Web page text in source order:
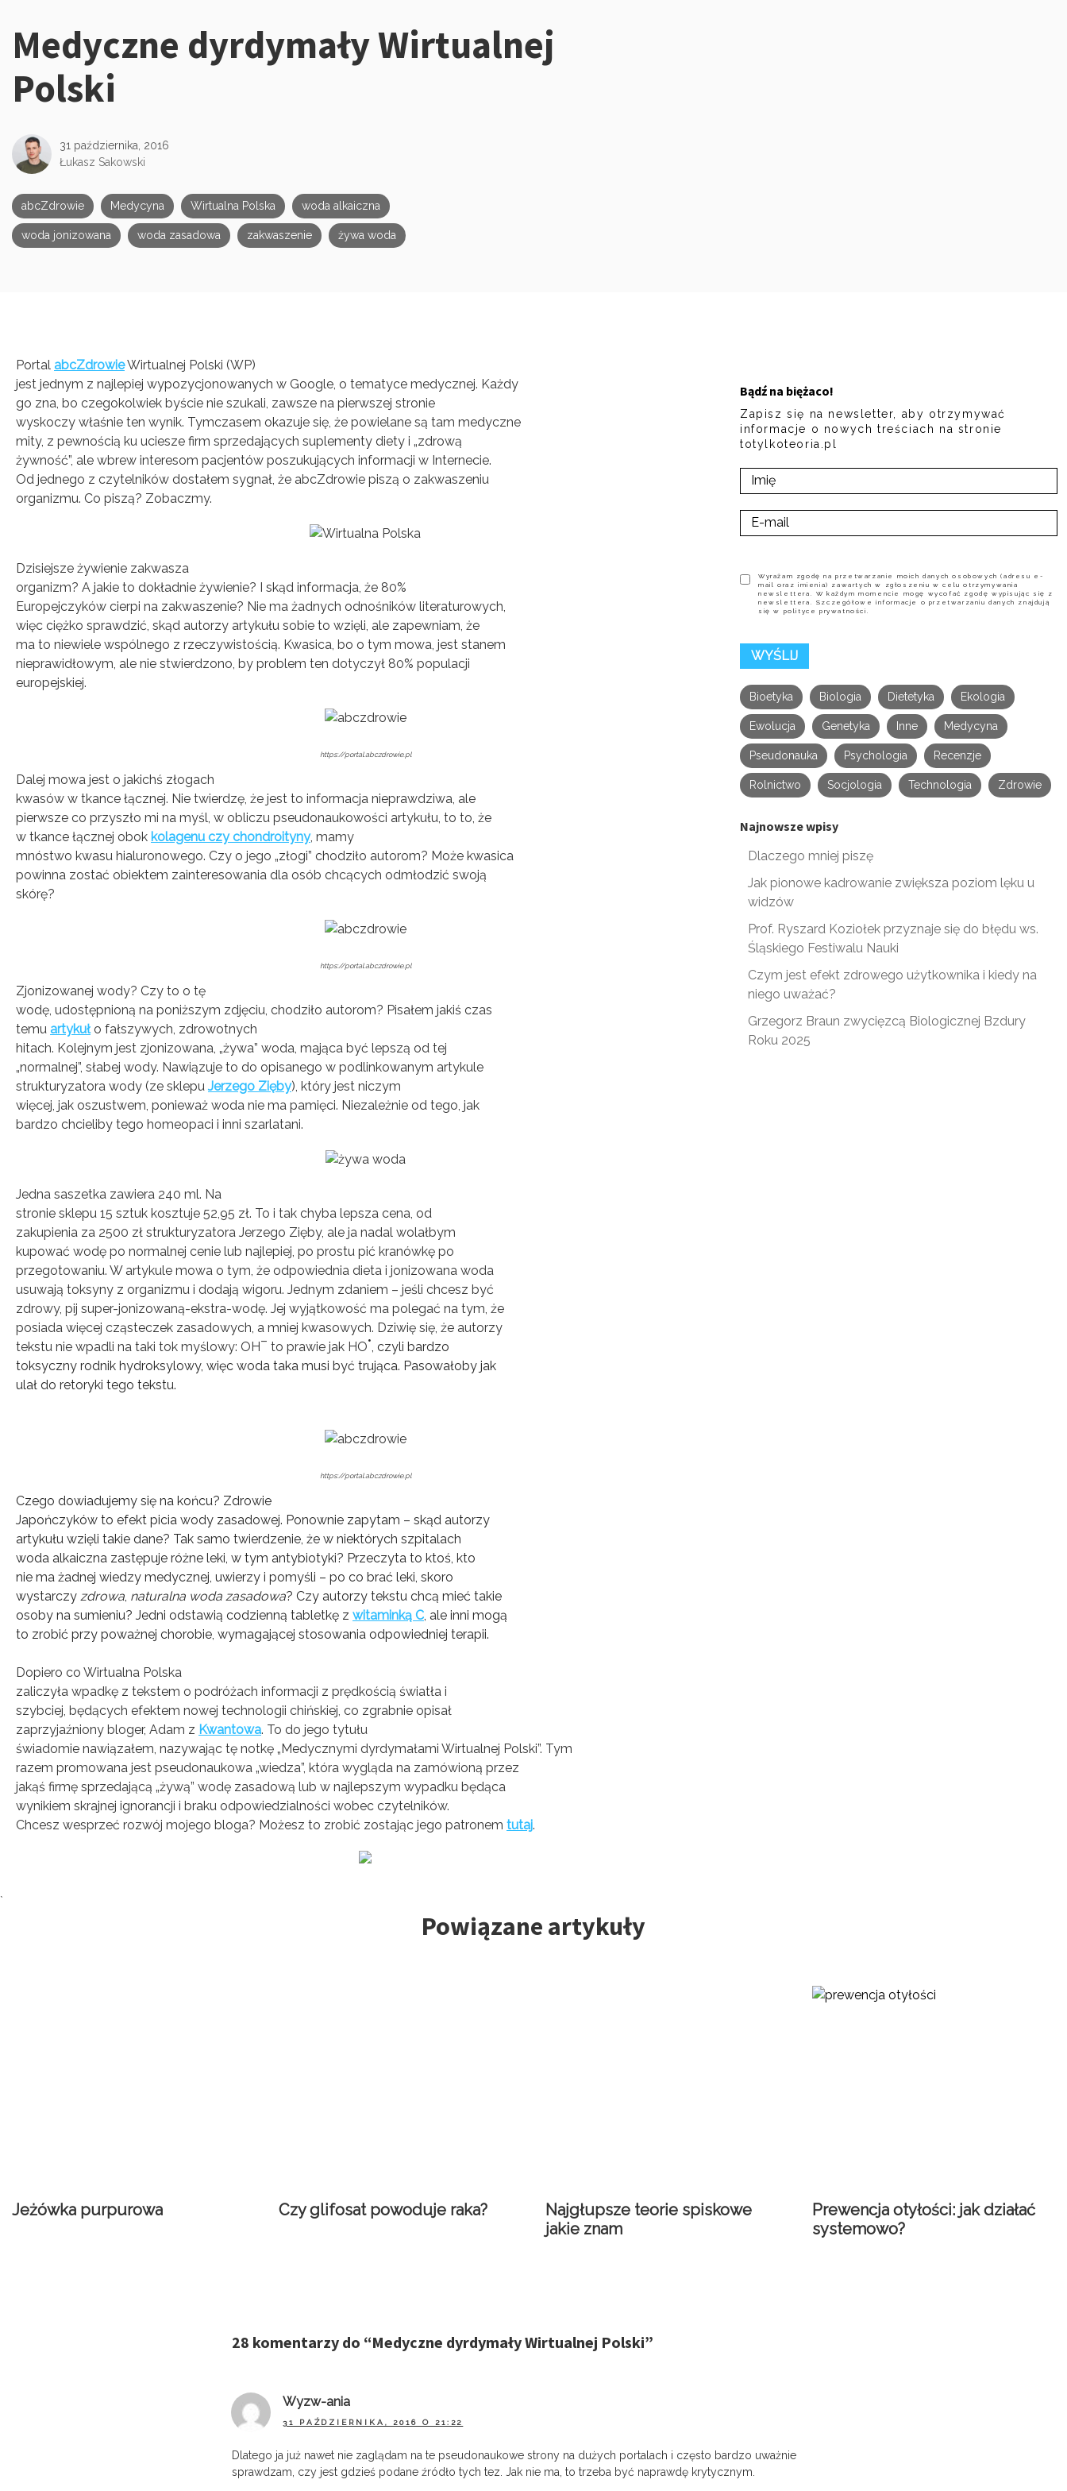
Kategorie:
Medyczne dyrdymały Wirtualnej
Polski
31 października, 2016
Łukasz Sakowski
abcZdrowie Medycyna Wirtualna Polska woda alkaiczna
woda jonizowana woda zasadowa zakwaszenie żywa woda
Portal abcZdrowieWirtualnej Polski (WP)
jest jednym z najlepiej wypozycjonowanych w Google, o tematyce medycznej. Każdy
go zna, bo czegokolwiek byście nie szukali, zawsze na pierwszej stronie
wyskoczy właśnie ten wynik. Tymczasem okazuje się, że powielane są tam medyczne
mity, z pewnością ku uciesze firm sprzedających suplementy diety i „zdrową
żywność”, ale wbrew interesom pacjentów poszukujących informacji w Internecie.
Od jednego z czytelników dostałem sygnał, że abcZdrowie piszą o zakwaszeniu
organizmu. Co piszą? Zobaczmy.
Dzisiejsze żywienie zakwasza
organizm? A jakie to dokładnie żywienie? I skąd informacja, że 80%
Europejczyków cierpi na zakwaszenie? Nie ma żadnych odnośników literaturowych,
więc ciężko sprawdzić, skąd autorzy artykułu sobie to wzięli, ale zapewniam, że
ma to niewiele wspólnego z rzeczywistością. Kwasica, bo o tym mowa, jest stanem
nieprawidłowym, ale nie stwierdzono, by problem ten dotyczył 80% populacji
europejskiej.
https://portal.abczdrowie.pl
Dalej mowa jest o jakichś złogach
kwasów w tkance łącznej. Nie twierdzę, że jest to informacja nieprawdziwa, ale
pierwsze co przyszło mi na myśl, w obliczu pseudonaukowości artykułu, to to, że
w tkance łącznej obok kolagenu czy chondroityny, mamy
mnóstwo kwasu hialuronowego. Czy o jego „złogi” chodziło autorom? Może kwasica
powinna zostać obiektem zainteresowania dla osób chcących odmłodzić swoją
skórę?
https://portal.abczdrowie.pl
Zjonizowanej wody? Czy to o tę
wodę, udostępnioną na poniższym zdjęciu, chodziło autorom? Pisałem jakiś czas
temu artykuło fałszywych, zdrowotnych
hitach. Kolejnym jest zjonizowana, „żywa” woda, mająca być lepszą od tej
„normalnej”, słabej wody. Nawiązuje to do opisanego w podlinkowanym artykule
strukturyzatora wody (ze sklepu Jerzego Zięby), który jest niczym
więcej, jak oszustwem, ponieważ woda nie ma pamięci. Niezależnie od tego, jak
bardzo chcieliby tego homeopaci i inni szarlatani.
Jedna saszetka zawiera 240 ml. Na
stronie sklepu 15 sztuk kosztuje 52,95 zł. To i tak chyba lepsza cena, od
zakupienia za 2500 zł strukturyzatora Jerzego Zięby, ale ja nadal wolałbym
kupować wodę po normalnej cenie lub najlepiej, po prostu pić kranówkę po
przegotowaniu. W artykule mowa o tym, że odpowiednia dieta i jonizowana woda
usuwają toksyny z organizmu i dodają wigoru. Jednym zdaniem – jeśli chcesz być
zdrowy, pij super-jonizowaną-ekstra-wodę. Jej wyjątkowość ma polegać na tym, że
posiada więcej cząsteczek zasadowych, a mniej kwasowych. Dziwię się, że autorzy
tekstu nie wpadli na taki tok myślowy: OH– to prawie jak HO•, czyli bardzo
toksyczny rodnik hydroksylowy, więc woda taka musi być trująca. Pasowałoby jak
ulał do retoryki tego tekstu.
https://portal.abczdrowie.pl
Czego dowiadujemy się na końcu? Zdrowie
Japończyków to efekt picia wody zasadowej. Ponownie zapytam – skąd autorzy
artykułu wzięli takie dane? Tak samo twierdzenie, że w niektórych szpitalach
woda alkaiczna zastępuje różne leki, w tym antybiotyki? Przeczyta to ktoś, kto
nie ma żadnej wiedzy medycznej, uwierzy i pomyśli – po co brać leki, skoro
wystarczy zdrowa, naturalna woda zasadowa? Czy autorzy tekstu chcą mieć takie
osoby na sumieniu? Jedni odstawią codzienną tabletkę z witaminką C, ale inni mogą
to zrobić przy poważnej chorobie, wymagającej stosowania odpowiedniej terapii.
Dopiero co Wirtualna Polska
zaliczyła wpadkę z tekstem o podróżach informacji z prędkością światła i
szybciej, będących efektem nowej technologii chińskiej, co zgrabnie opisał
zaprzyjaźniony bloger, Adam z Kwantowa. To do jego tytułu
świadomie nawiązałem, nazywając tę notkę „Medycznymi dyrdymałami Wirtualnej Polski”. Tym
razem promowana jest pseudonaukowa „wiedza”, która wygląda na zamówioną przez
jakąś firmę sprzedającą „żywą” wodę zasadową lub w najlepszym wypadku będąca
wynikiem skrajnej ignorancji i braku odpowiedzialności wobec czytelników.
Chcesz wesprzeć rozwój mojego bloga? Możesz to zrobić zostając jego patronem tutaj.
Bądź na biężaco!
Zapisz się na newsletter, aby otrzymywać
informacje o nowych treściach na stronie
totylkoteoria.pl
Wyrażam zgodę na przetwarzanie moich danych osobowych (adresu e-
mail oraz imienia) zawartych w zgłoszeniu w celu otrzymywania
newslettera. W każdym momencie mogę wycofać zgodę wypisując się z
newslettera. Szczegółowe informacje o przetwarzaniu danych znajdują
się w polityce prywatności.
Bioetyka Biologia Dietetyka Ekologia
Ewolucja Genetyka Inne Medycyna
Pseudonauka Psychologia Recenzje
Rolnictwo Socjologia Technologia Zdrowie
Najnowsze wpisy
Dlaczego mniej piszę
Jak pionowe kadrowanie zwiększa poziom lęku u
widzów
Prof. Ryszard Koziołek przyznaje się do błędu ws.
Śląskiego Festiwalu Nauki
Czym jest efekt zdrowego użytkownika i kiedy na
niego uważać?
Grzegorz Braun zwycięzcą Biologicznej Bzdury
Roku 2025
`
Powiązane artykuły
Jeżówka purpurowa Czy glifosat powoduje raka?
Najgłupsze teorie spiskowe
jakie znam
Prewencja otyłości: jak działać
systemowo?
28 komentarzy do “Medyczne dyrdymały Wirtualnej Polski”
Wyzw-ania
31 PAŹDZIERNIKA, 2016 O 21:22
Dlatego ja już nawet nie zaglądam na te pseudonaukowe strony na dużych portalach i często bardzo uważnie
sprawdzam, czy jest gdzieś podane źródło tych tez. Jak nie ma, to trzeba być naprawdę krytycznym.